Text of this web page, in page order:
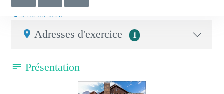
Médecin généraliste
04 92 83 43 20
Adresses d'exercice 1
Présentation